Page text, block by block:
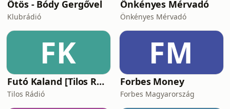
Ötös - Bódy Gergővel
Klubrádió
Önkényes Mérvadó
Önkényes Mérvadó
FK
Futó Kaland [Tilos Rádió podcast]
Tilos Rádió
FM
Forbes Money
Forbes Magyarország